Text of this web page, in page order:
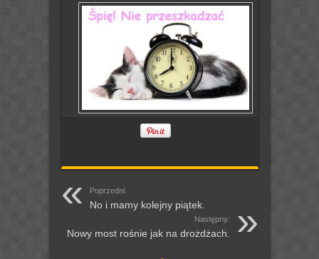
Poprzedni:
No i mamy kolejny piątek.
Następny:
Nowy most rośnie jak na drożdżach.